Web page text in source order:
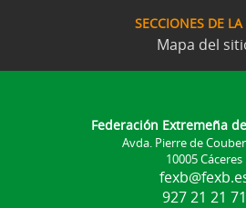
SECCIONES DE
Mapa del
Federación Extremeña
Avda. Pierre de
10005 Cáceres
927 21 21 71